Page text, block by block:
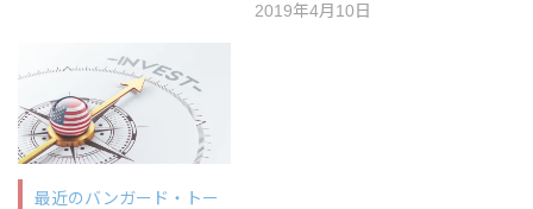
2019年4月10日
最近のバンガード・トー